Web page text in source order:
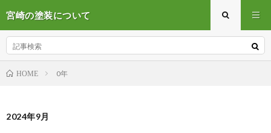
宮崎の塗装について
HOME 0年
2024年9月